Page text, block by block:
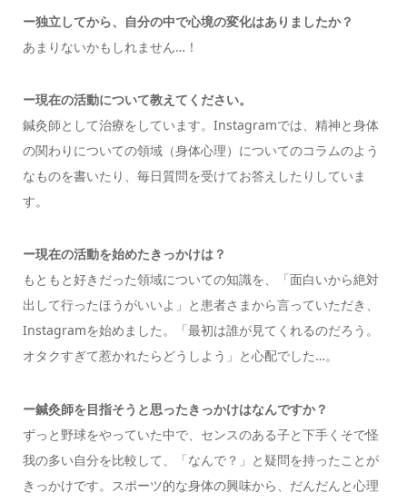
ー独立してから、自分の中で心境の変化はありましたか？
あまりないかもしれません…！
ー現在の活動について教えてください。
鍼灸師として治療をしています。Instagramでは、精神と身体
の関わりについての領域（身体心理）についてのコラムのよう
なものを書いたり、毎日質問を受けてお答えしたりしていま
す。
ー現在の活動を始めたきっかけは？
もともと好きだった領域についての知識を、「面白いから絶対
出して行ったほうがいいよ」と患者さまから言っていただき、
Instagramを始めました。「最初は誰が見てくれるのだろう。
オタクすぎて惹かれたらどうしよう」と心配でした…。
ー鍼灸師を目指そうと思ったきっかけはなんですか？
ずっと野球をやっていた中で、センスのある子と下手くそで怪
我の多い自分を比較して、「なんで？」と疑問を持ったことが
きっかけです。スポーツ的な身体の興味から、だんだんと心理